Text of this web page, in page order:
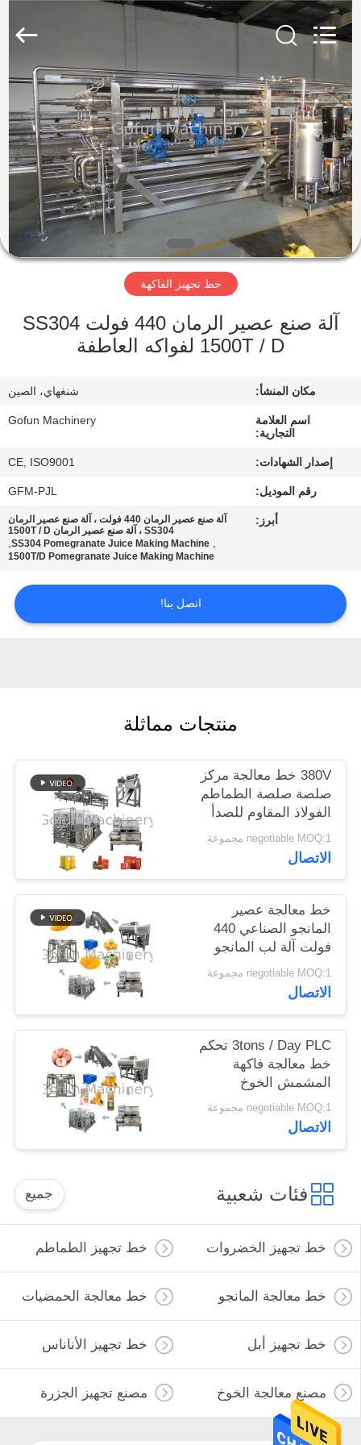
مسكن
منتجات
أشرطة
فيديو
عرض
الافتراضي
جولة
الجودة
حالات
اطلب
اقتباس
خريطة
الموقع
سياسة
الخصوصية
Shanghai
Gofun
Machinery
Ltd..
خط تجهيز الفاكهة
آلة صنع عصير الرمان 440 فولت SS304
1500T / D لفواكه العاطفة
مكان المنشأ: شنغهاي، الصين
اسم العلامة
التجارية:
Gofun Machinery
إصدار الشهادات: CE, ISO9001
رقم الموديل: GFM-PJL
أبرز:
آلة صنع عصير الرمان 440 فولت ، آلة صنع عصير الرمان
SS304 ، آلة صنع عصير الرمان 1500T / D
,
SS304 Pomegranate Juice Making Machine
,
1500T/D Pomegranate Juice Making Machine
اتصل بنا!
منتجات مماثلة
380V خط معالجة مركز
صلصة صلصة الطماطم
الفولاذ المقاوم للصدأ
304 مادة
negotiable MOQ:1 مجموعة
الاتصال
خط معالجة عصير
المانجو الصناعي 440
فولت آلة لب المانجو
negotiable MOQ:1 مجموعة
الاتصال
3tons / Day PLC تحكم
خط معالجة فاكهة
المشمش الخوخ
negotiable MOQ:1 مجموعة
الاتصال
فئات شعبية جميع
خط تجهيز الخضروات خط تجهيز الطماطم
خط معالجة المانجو خط معالجة الحمضيات
خط تجهيز أبل خط تجهيز الأناناس
مصنع معالجة الخوخ مصنع تجهيز الجزرة